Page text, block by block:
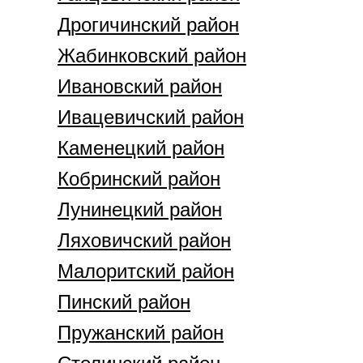
Дрогичинский район
Жабинковский район
Ивановский район
Ивацевичский район
Каменецкий район
Кобринский район
Лунинецкий район
Ляховичский район
Малоритский район
Пинский район
Пружанский район